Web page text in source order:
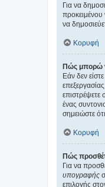
Για να
προκειμένου
να
Κορυφή
Πώς μπορώ
Εάν δεν
επιστρέψετε
ένας
σημειώστε
Κορυφή
Πώς
Για να
υπογραφής
επιλογής